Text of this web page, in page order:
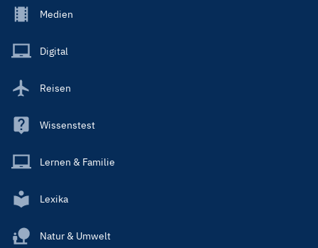
Footer
Main
Medien
Digital
Reisen
Wissenstest
Lernen & Familie
Lexika
Natur & Umwelt